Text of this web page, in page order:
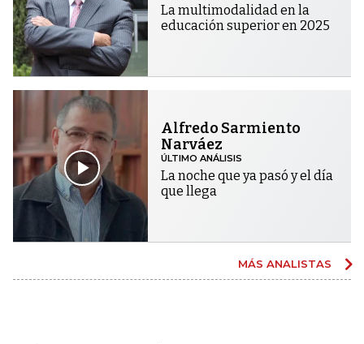
La multimodalidad en la
educación superior en 2025
Alfredo Sarmiento
Narváez
ÚLTIMO ANÁLISIS
La noche que ya pasó y el día
que llega
MÁS ANALISTAS